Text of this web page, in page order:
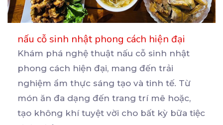
nấu cỗ sinh nhật phong cách hiện đại
Khám phá nghệ thuật nấu cỗ sinh nhật
phong cách hiện đại, mang đến trải
nghiệm ẩm thực sáng tạo và tinh tế. Từ
món ăn đa dạng đến trang trí mê hoặc,
tạo không khí tuyệt vời cho bất kỳ bữa tiệc